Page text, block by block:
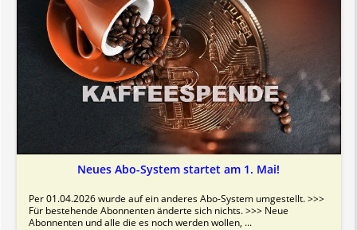
Neues Abo-System startet am 1. Mai!
Per 01.04.2026 wurde auf ein anderes Abo-System umgestellt. >>>
Für bestehende Abonnenten änderte sich nichts. >>> Neue
Abonnenten und alle die es noch werden wollen, ...